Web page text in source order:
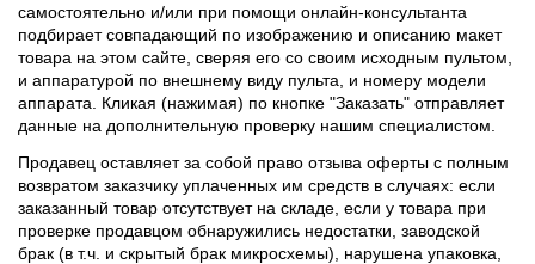
самостоятельно и/или при помощи онлайн-консультанта
подбирает совпадающий по изображению и описанию макет
товара на этом сайте, сверяя его со своим исходным пультом,
и аппаратурой по внешнему виду пульта, и номеру модели
аппарата. Кликая (нажимая) по кнопке "Заказать" отправляет
данные на дополнительную проверку нашим специалистом.
Продавец оставляет за собой право отзыва оферты с полным
возвратом заказчику уплаченных им средств в случаях: если
заказанный товар отсутствует на складе, если у товара при
проверке продавцом обнаружились недостатки, заводской
брак (в т.ч. и скрытый брак микросхемы), нарушена упаковка,